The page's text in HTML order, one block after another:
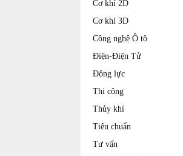
Cơ khí 2D
Cơ khí 3D
Công nghệ Ô tô
Điện-Điện Tử
Động lực
Thi công
Thủy khí
Tiêu chuẩn
Tư vấn